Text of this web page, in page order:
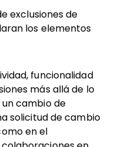
exclusiones de
los elementos
funcionalidad
más allá de lo
cambio de
solicitud de cambio
en el